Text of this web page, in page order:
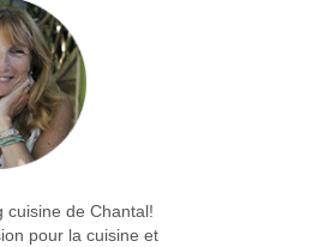
cuisine de Chantal!
pour la cuisine et